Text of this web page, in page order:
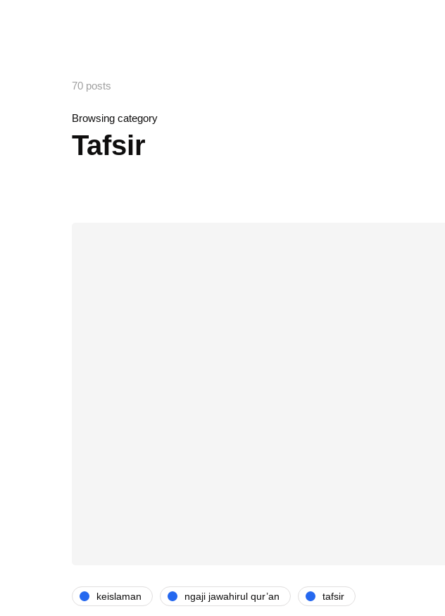
70 posts
Browsing category
Tafsir
keislaman ngaji jawahirul qur’an tafsir